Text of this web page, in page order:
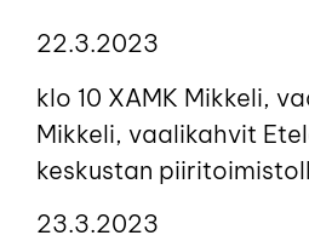
22.3.2023
klo 10 XAMK Mikkeli,
Mikkeli, vaalikahvit
keskustan
23.3.2023